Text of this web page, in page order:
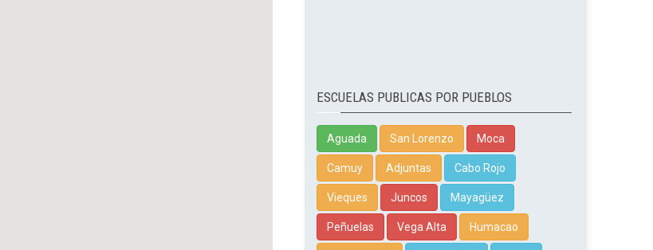
ESCUELAS PUBLICAS POR PUEBLOS
Aguada San Lorenzo Moca
Camuy Adjuntas Cabo Rojo
Vieques Juncos Mayagüez
Peñuelas Vega Alta Humacao